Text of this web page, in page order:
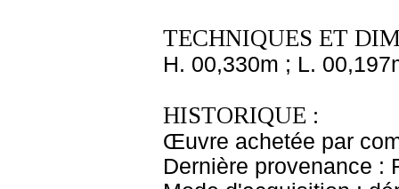
TECHNIQUES ET
H. 00,330m ; L.
HISTORIQUE :
Œuvre achetée par
Dernière provenance :